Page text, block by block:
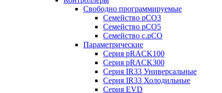
Свободно программируемые
Семейство pCO3
Семейство pCO5
Семейство c.pCO
Параметрические
Серия pRACK100
Серия pRACK300
Серия IR33 Универсальные
Серия IR33 Холодильные
Серия EVD